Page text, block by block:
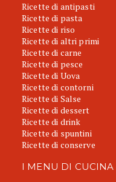
Ricette di antipasti
Ricette di pasta
Ricette di riso
Ricette di altri primi
Ricette di carne
Ricette di pesce
Ricette di Uova
Ricette di contorni
Ricette di Salse
Ricette di dessert
Ricette di drink
Ricette di spuntini
Ricette di conserve
I MENU DI